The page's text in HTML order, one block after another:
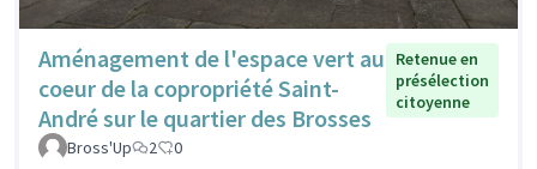
Aménagement de l'espace vert au
coeur de la copropriété Saint-
André sur le quartier des Brosses
Retenue en
présélection
citoyenne
Bross'Up 2 0